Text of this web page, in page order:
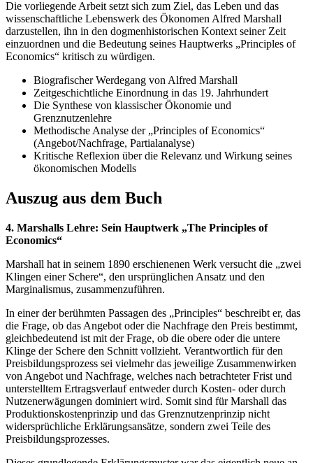
Die vorliegende Arbeit setzt sich zum Ziel, das Leben und das
wissenschaftliche Lebenswerk des Ökonomen Alfred Marshall
darzustellen, ihn in den dogmenhistorischen Kontext seiner Zeit
einzuordnen und die Bedeutung seines Hauptwerks „Principles of
Economics“ kritisch zu würdigen.
Biografischer Werdegang von Alfred Marshall
Zeitgeschichtliche Einordnung in das 19. Jahrhundert
Die Synthese von klassischer Ökonomie und
Grenznutzenlehre
Methodische Analyse der „Principles of Economics“
(Angebot/Nachfrage, Partialanalyse)
Kritische Reflexion über die Relevanz und Wirkung seines
ökonomischen Modells
Auszug aus dem Buch
4. Marshalls Lehre: Sein Hauptwerk „The Principles of
Economics“
Marshall hat in seinem 1890 erschienenen Werk versucht die „zwei
Klingen einer Schere“, den ursprünglichen Ansatz und den
Marginalismus, zusammenzuführen.
In einer der berühmten Passagen des „Principles“ beschreibt er, das
die Frage, ob das Angebot oder die Nachfrage den Preis bestimmt,
gleichbedeutend ist mit der Frage, ob die obere oder die untere
Klinge der Schere den Schnitt vollzieht. Verantwortlich für den
Preisbildungsprozess sei vielmehr das jeweilige Zusammenwirken
von Angebot und Nachfrage, welches nach betrachteter Frist und
unterstelltem Ertragsverlauf entweder durch Kosten- oder durch
Nutzenerwägungen dominiert wird. Somit sind für Marshall das
Produktionskostenprinzip und das Grenznutzenprinzip nicht
widersprüchliche Erklärungsansätze, sondern zwei Teile des
Preisbildungsprozesses.